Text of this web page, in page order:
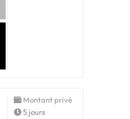
Montant privé
5 jours